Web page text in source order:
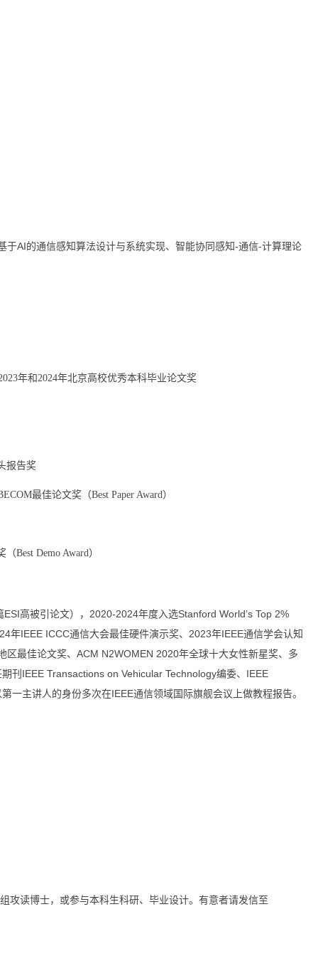
AI的通信感知算法设计与系统实现、智能协同感知-通信-计算理论
年和2024年北京高校优秀本科毕业论文奖
报告奖
最佳论文奖（Best Paper Award）
Best Demo Award）
高被引论文），2020-2024年度入选Stanford World’s Top 2%
年IEEE ICCC通信大会最佳硬件演示奖、2023年IEEE通信学会认知
最佳论文奖、ACM N2WOMEN 2020年全球十大女性新星奖、多
刊IEEE Transactions on Vehicular Technology编委、IEEE
主讲人的身份多次在IEEE通信领域国际旗舰会议上做教程报告。
攻读博士，或参与本科生科研、毕业设计。有意者请发信至